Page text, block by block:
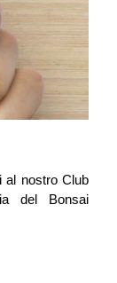
al nostro Club
del Bonsai